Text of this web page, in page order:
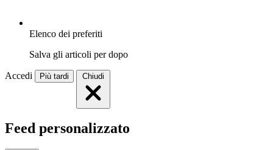
Elenco dei preferiti
Salva gli articoli per dopo
Accedi Più tardi Chiudi
Feed personalizzato